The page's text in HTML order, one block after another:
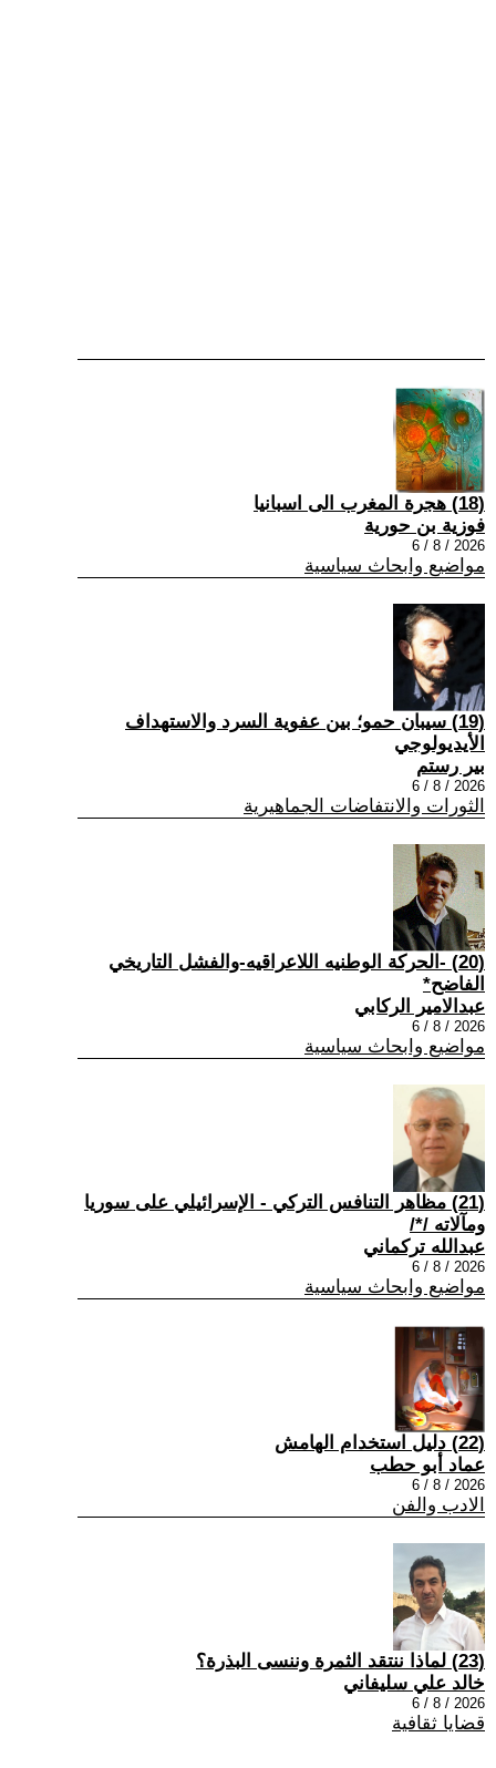
(18) هجرة المغرب الى اسبانيا
فوزية بن حورية
2026 / 8 / 6
مواضيع وابحاث سياسية
(19) سيبان حمو؛ بين عفوية السرد والاستهداف
الأيديولوجي
بير رستم
2026 / 8 / 6
الثورات والانتفاضات الجماهيرية
(20) -الحركة الوطنيه اللاعراقيه-والفشل التاريخي
الفاضح*
عبدالامير الركابي
2026 / 8 / 6
مواضيع وابحاث سياسية
(21) مظاهر التنافس التركي - الإسرائيلي على سوريا
ومآلاته /*/
عبدالله تركماني
2026 / 8 / 6
مواضيع وابحاث سياسية
(22) دليل استخدام الهامش
عماد أبو حطب
2026 / 8 / 6
الادب والفن
(23) لماذا ننتقد الثمرة وننسى البذرة؟
خالد علي سليفاني
2026 / 8 / 6
قضايا ثقافية